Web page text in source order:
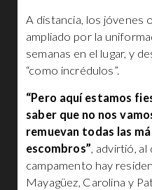
A distancia, los jóvenes
ampliado por la
semanas en el lugar, y
“como incrédulos”.
“Pero aquí estamos
saber que no nos
remuevan todas las
escombros”, advirtió, al
campamento hay
Mayagüez, Carolina y